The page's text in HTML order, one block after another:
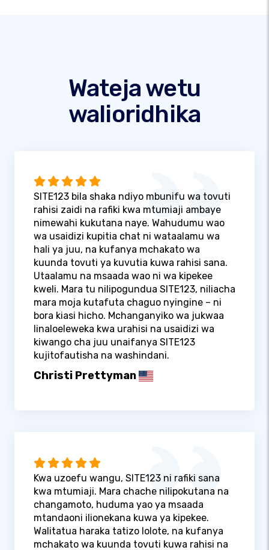
Wateja wetu
walioridhika
SITE123 bila shaka ndiyo mbunifu wa tovuti
rahisi zaidi na rafiki kwa mtumiaji ambaye
nimewahi kukutana naye. Wahudumu wao
wa usaidizi kupitia chat ni wataalamu wa
hali ya juu, na kufanya mchakato wa
kuunda tovuti ya kuvutia kuwa rahisi sana.
Utaalamu na msaada wao ni wa kipekee
kweli. Mara tu nilipogundua SITE123, niliacha
mara moja kutafuta chaguo nyingine – ni
bora kiasi hicho. Mchanganyiko wa jukwaa
linaloeleweka kwa urahisi na usaidizi wa
kiwango cha juu unaifanya SITE123
kujitofautisha na washindani.
Christi Prettyman
Kwa uzoefu wangu, SITE123 ni rafiki sana
kwa mtumiaji. Mara chache nilipokutana na
changamoto, huduma yao ya msaada
mtandaoni ilionekana kuwa ya kipekee.
Walitatua haraka tatizo lolote, na kufanya
mchakato wa kuunda tovuti kuwa rahisi na